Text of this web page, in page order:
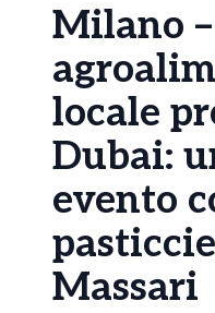
Milano
locale
Dubai:
evento
Massari